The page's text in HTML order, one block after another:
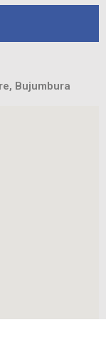
Bujumbura